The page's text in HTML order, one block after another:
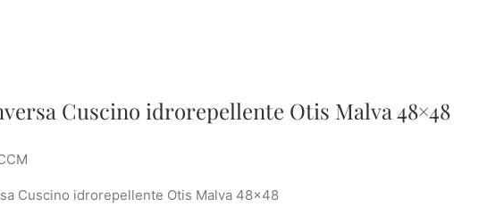
Cuscino idrorepellente Otis Malva 48×48
Cuscino idrorepellente Otis Malva 48×48